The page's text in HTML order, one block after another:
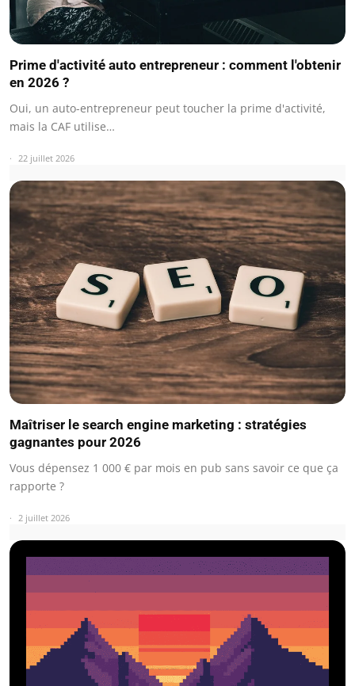
Prime d'activité auto entrepreneur : comment l'obtenir
en 2026 ?
Oui, un auto-entrepreneur peut toucher la prime d'activité,
mais la CAF utilise…
22 juillet 2026
Maîtriser le search engine marketing : stratégies
gagnantes pour 2026
Vous dépensez 1 000 € par mois en pub sans savoir ce que ça
rapporte ?
2 juillet 2026